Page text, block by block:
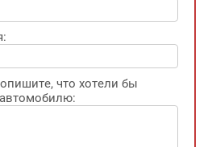
что хотели бы